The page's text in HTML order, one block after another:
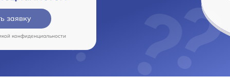
заявку
конфиденциальности